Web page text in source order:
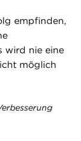
empfinden,
wird nie eine
möglich